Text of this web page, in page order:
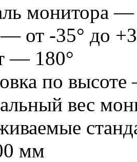
монитора
от -35° до
— 180°
по
вес
мм